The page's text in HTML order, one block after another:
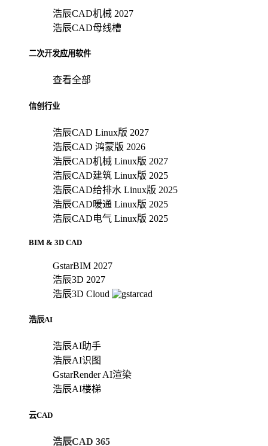
浩辰CAD机械 2027
浩辰CAD母线槽
二次开发应用软件
查看全部
信创行业
浩辰CAD Linux版 2027
浩辰CAD 鸿蒙版 2026
浩辰CAD机械 Linux版 2027
浩辰CAD建筑 Linux版 2025
浩辰CAD给排水 Linux版 2025
浩辰CAD暖通 Linux版 2025
浩辰CAD电气 Linux版 2025
BIM & 3D CAD
GstarBIM 2027
浩辰3D 2027
浩辰3D Cloud
浩辰AI
浩辰AI助手
浩辰AI识图
GstarRender AI渲染
浩辰AI楼梯
云CAD
浩辰CAD 365